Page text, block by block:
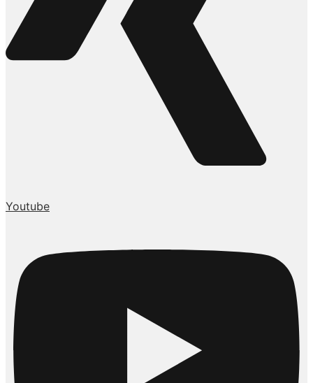
Youtube